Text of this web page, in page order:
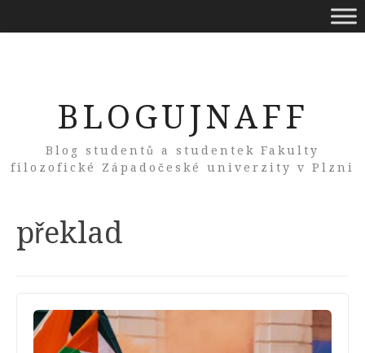
BLOGUJNAFF
Blog studentů a studentek Fakulty
filozofické Západočeské univerzity v Plzni
Tag:
překlad